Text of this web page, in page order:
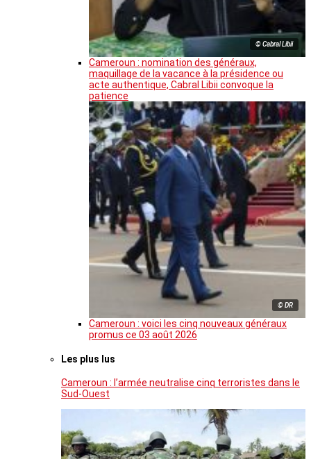
© Cabral Libii
Cameroun : nomination des généraux,
maquillage de la vacance à la présidence ou
acte authentique, Cabral Libii convoque la
patience
© DR
Cameroun : voici les cinq nouveaux généraux
promus ce 03 août 2026
Les plus lus
Cameroun : l’armée neutralise cinq terroristes dans le
Sud-Ouest